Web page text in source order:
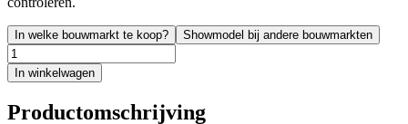
In welke bouwmarkt te koop? Showmodel bij andere bouwmarkten
In winkelwagen
Productomschrijving